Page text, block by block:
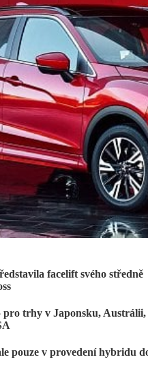
facelift svého středně
trhy v Japonsku, Austrálii,
pouze v provedení hybridu